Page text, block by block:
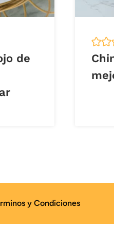
de
y Condiciones